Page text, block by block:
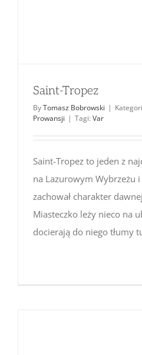
Saint-Tropez
ByTomasz Bobrowski |
Prowansji | Tagi: Var
Saint-Tropez to jeden z
na Lazurowym Wybrzeżu
zachował charakter
Miasteczko leży nieco na
docierają do niego tłumy